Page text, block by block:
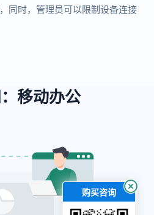
同时，管理员可以限制设备连接
移动办公
购买咨询